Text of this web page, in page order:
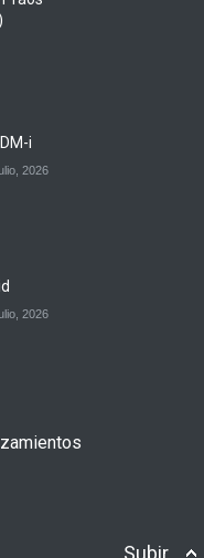
i
2026
2026
Subir